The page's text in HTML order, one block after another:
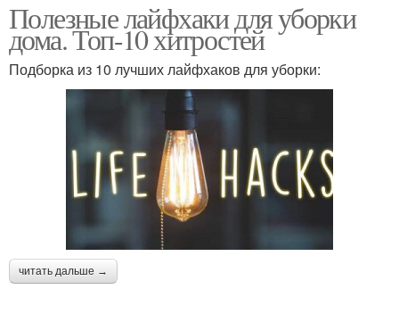
Полезные лайфхаки для уборки
дома. Топ-10 хитростей
Подборка из 10 лучших лайфхаков для уборки:
читать дальше →